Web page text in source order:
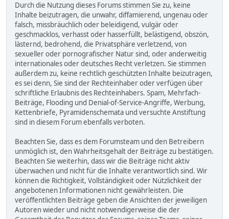
Durch die Nutzung dieses Forums stimmen Sie zu, keine
Inhalte beizutragen, die unwahr, diffamierend, ungenau oder
falsch, missbräuchlich oder beleidigend, vulgär oder
geschmacklos, verhasst oder hasserfüllt, belästigend, obszön,
lästernd, bedrohend, die Privatsphäre verletzend, von
sexueller oder pornografischer Natur sind, oder anderweitig
internationales oder deutsches Recht verletzen. Sie stimmen
außerdem zu, keine rechtlich geschützten Inhalte beizutragen,
es sei denn, Sie sind der Rechteinhaber oder verfügen über
schriftliche Erlaubnis des Rechteinhabers. Spam, Mehrfach-
Beiträge, Flooding und Denial-of-Service-Angriffe, Werbung,
Kettenbriefe, Pyramidenschemata und versuchte Anstiftung
sind in diesem Forum ebenfalls verboten.
Beachten Sie, dass es dem Forumsteam und den Betreibern
unmöglich ist, den Wahrheitsgehalt der Beiträge zu bestätigen.
Beachten Sie weiterhin, dass wir die Beiträge nicht aktiv
überwachen und nicht für die Inhalte verantwortlich sind. Wir
können die Richtigkeit, Vollständigkeit oder Nützlichkeit der
angebotenen Informationen nicht gewährleisten. Die
veröffentlichten Beiträge geben die Ansichten der jeweiligen
Autoren wieder und nicht notwendigerweise die der